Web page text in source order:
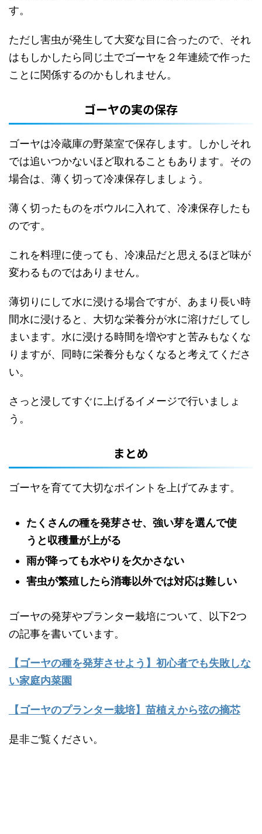
す。
ただし害虫が発生して大変な目に合ったので、それ
はもしかしたら同じ土でゴーヤを２年連続で作った
ことに関係するのかもしれません。
ゴーヤの実の保存
ゴーヤは冷蔵庫の野菜室で保存します。しかしそれ
では追いつかないほど取れることもあります。その
場合は、薄く切って冷凍保存しましょう。
薄く切ったものをボウルに入れて、冷凍保存したも
のです。
これを料理に使っても、冷凍品だと思えるほど味が
変わるものではありません。
薄切りにして水に浸ける場合ですが、あまり長い時
間水に浸けると、大切な栄養分が水に溶けだしてし
まいます。水に浸ける時間を増やすと苦みもなくな
りますが、同時に栄養分もなくなると考えてくださ
い。
さっと浸してすぐに上げるイメージで行いましょ
う。
まとめ
ゴーヤを育てて大切なポイントを上げてみます。
たくさんの種を発芽させ、強い芽を選んで使
うと収穫量が上がる
雨が降っても水やりを欠かさない
害虫が繁殖したら消毒以外では対応は難しい
ゴーヤの発芽やプランター栽培について、以下2つ
の記事を書いています。
【ゴーヤの種を発芽させよう】初心者でも失敗しな
い家庭内菜園
【ゴーヤのプランター栽培】苗植えから弦の摘芯
是非ご覧ください。